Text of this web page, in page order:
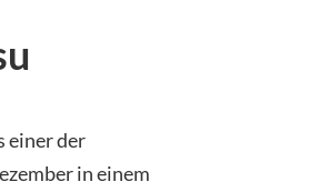
einer der
in einem